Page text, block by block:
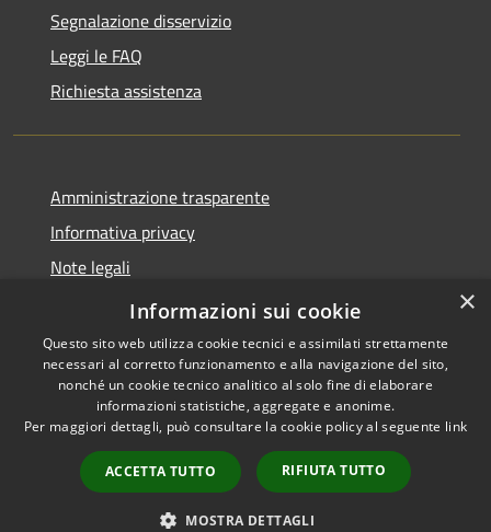
Segnalazione disservizio
Leggi le FAQ
Richiesta assistenza
Amministrazione trasparente
Informativa privacy
Note legali
Dichiarazione di accessibilità
Accessibilità
Copyright © 2026 • Comune di
Torrevecchia Pia • Powered by
Municipium•
Accesso
redazione
×
Informazioni sui cookie
Questo sito web utilizza cookie tecnici e assimilati strettamente
necessari al corretto funzionamento e alla navigazione del sito,
nonché un cookie tecnico analitico al solo fine di elaborare
informazioni statistiche, aggregate e anonime.
Per maggiori dettagli, può consultare la cookie policy al seguente link
ACCETTA TUTTO RIFIUTA TUTTO
MOSTRA DETTAGLI